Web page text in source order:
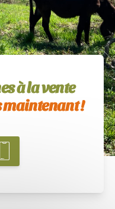
à la vente
maintenant !